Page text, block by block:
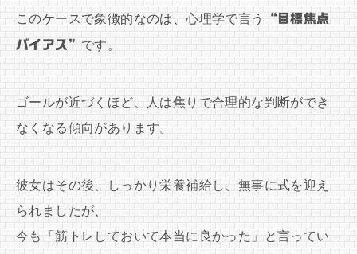
このケースで象徴的なのは、心理学で言う “目標焦点
バイアス” です。
ゴールが近づくほど、人は焦りで合理的な判断ができ
なくなる傾向があります。
彼女はその後、しっかり栄養補給し、無事に式を迎え
られましたが、
今も「筋トレしておいて本当に良かった」と言ってい